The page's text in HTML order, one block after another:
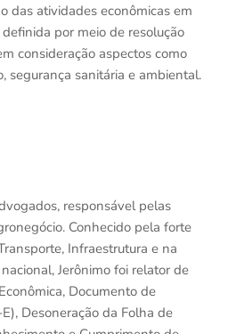
das atividades econômicas em
por meio de resolução
consideração aspectos como
segurança sanitária e ambiental.
responsável pelas
Conhecido pela forte
Infraestrutura e na
Jerônimo foi relator de
Documento de
Desoneração da Folha de